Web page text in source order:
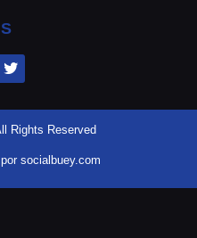
Rights Reserved
por socialbuey.com